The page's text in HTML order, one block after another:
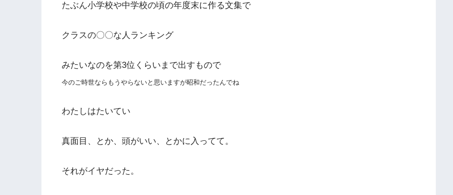
たぶん小学校や中学校の頃の年度末に作る文集で
クラスの〇〇な人ランキング
みたいなのを第3位くらいまで出すもので
今のご時世ならもうやらないと思いますが昭和だったんでね
わたしはたいてい
真面目、とか、頭がいい、とかに入ってて。
それがイヤだった。